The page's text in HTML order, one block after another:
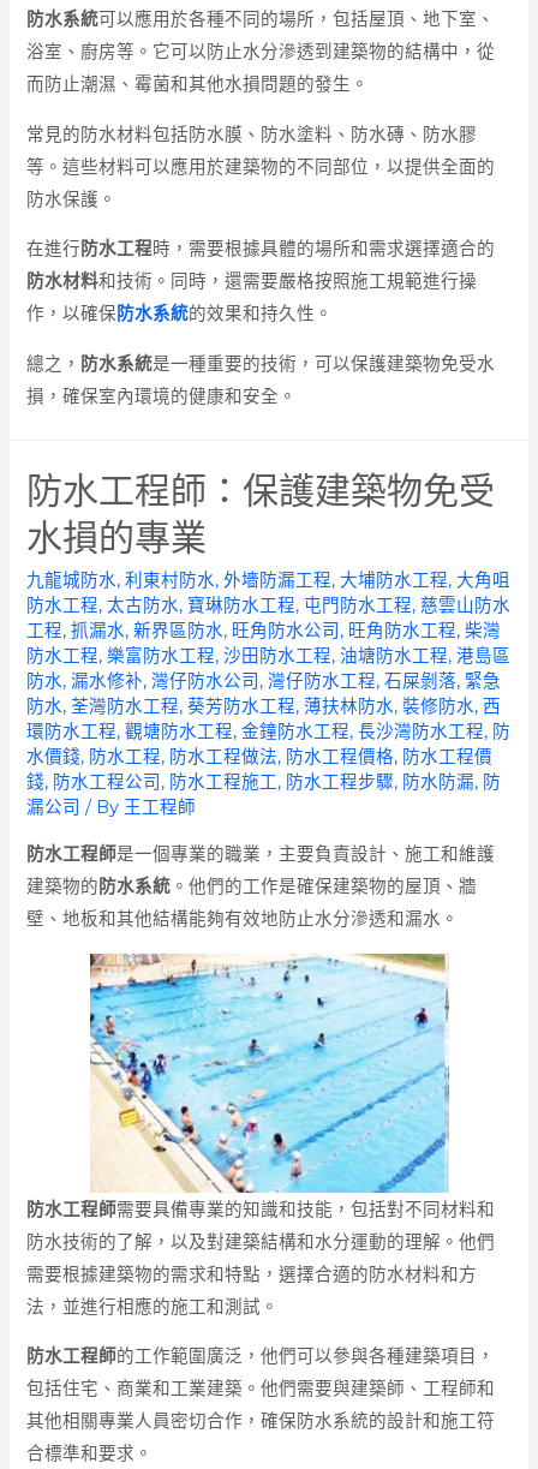
防水系統可以應用於各種不同的場所，包括屋頂、地下室、
浴室、廚房等。它可以防止水分滲透到建築物的結構中，從
而防止潮濕、霉菌和其他水損問題的發生。
常見的防水材料包括防水膜、防水塗料、防水磚、防水膠
等。這些材料可以應用於建築物的不同部位，以提供全面的
防水保護。
在進行防水工程時，需要根據具體的場所和需求選擇適合的
防水材料和技術。同時，還需要嚴格按照施工規範進行操
作，以確保防水系統的效果和持久性。
總之， 防水系統是一種重要的技術，可以保護建築物免受水
損，確保室內環境的健康和安全。
防水工程師：保護建築物免受
水損的專業
九龍城防水,利東村防水,外墻防漏工程,大埔防水工程,大角咀
防水工程,太古防水, 寶琳防水工程, 屯門防水工程,慈雲山防水
工程,抓漏水,新界區防水, 旺角防水公司 , 旺角防水工程,柴灣
防水工程,樂富防水工程,沙田防水工程,油塘防水工程,港島區
防水,漏水修补,灣仔防水公司 ,灣仔防水工程,石屎剝落, 緊急
防水,荃灣防水工程,葵芳防水工程,薄扶林防水,裝修防水, 西
環防水工程,觀塘防水工程,金鐘防水工程,長沙灣防水工程, 防
水價錢, 防水工程, 防水工程做法, 防水工程價格, 防水工程價
錢, 防水工程公司 , 防水工程施工, 防水工程步驟, 防水防漏, 防
漏公司 / By 王工程師
防水工程師是一個專業的職業，主要負責設計、施工和維護
建築物的防水系統 。他們的工作是確保建築物的屋頂、牆
壁、地板和其他結構能夠有效地防止水分滲透和漏水。
防水工程師需要具備專業的知識和技能，包括對不同材料和
防水技術的了解，以及對建築結構和水分運動的理解。他們
需要根據建築物的需求和特點，選擇合適的防水材料和方
法，並進行相應的施工和測試。
防水工程師的工作範圍廣泛，他們可以參與各種建築項目，
包括住宅、商業和工業建築。他們需要與建築師、工程師和
其他相關專業人員密切合作，確保防水系統的設計和施工符
合標準和要求。